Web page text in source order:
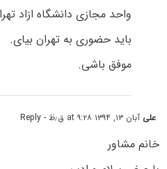
واحد مجازی دانشگاه ازاد
باید حضوری به تهران بیای.
موفق باشی.
علی آبان ۱۳, ۱۳۹۴ at ۹:۲۸ ق٫ظ - Reply
خانم مشاور